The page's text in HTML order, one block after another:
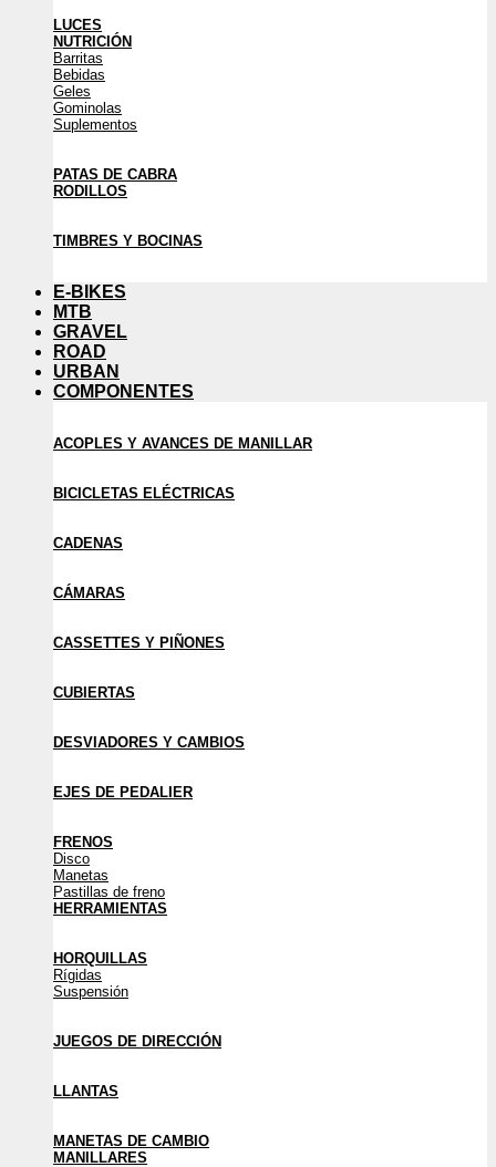
LUCES
NUTRICIÓN
Barritas
Bebidas
Geles
Gominolas
Suplementos
PATAS DE CABRA
RODILLOS
TIMBRES Y BOCINAS
E-BIKES
MTB
GRAVEL
ROAD
URBAN
COMPONENTES
ACOPLES Y AVANCES DE MANILLAR
BICICLETAS ELÉCTRICAS
CADENAS
CÁMARAS
CASSETTES Y PIÑONES
CUBIERTAS
DESVIADORES Y CAMBIOS
EJES DE PEDALIER
FRENOS
Disco
Manetas
Pastillas de freno
HERRAMIENTAS
HORQUILLAS
Rígidas
Suspensión
JUEGOS DE DIRECCIÓN
LLANTAS
MANETAS DE CAMBIO
MANILLARES